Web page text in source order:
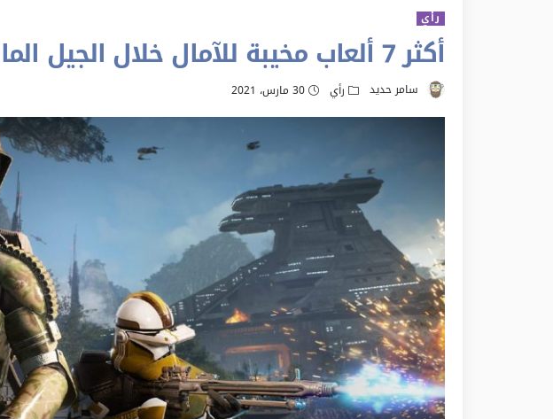
رأي
أكثر 7 ألعاب مخيبة للآمال خلال الجيل الماضي
سامر حديد رأي 30 مارس، 2021